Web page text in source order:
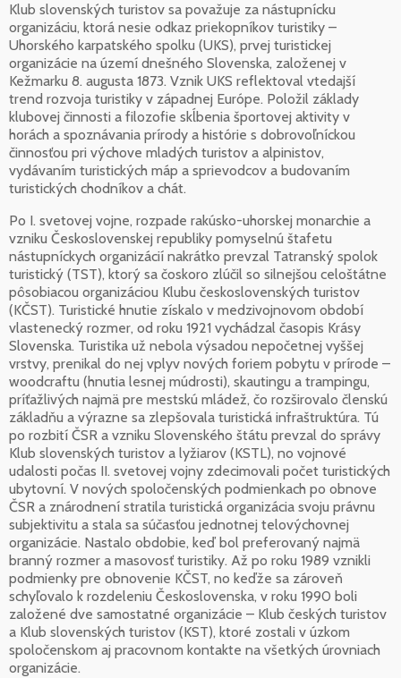
Klub slovenských turistov sa považuje za nástupnícku
organizáciu, ktorá nesie odkaz priekopníkov turistiky –
Uhorského karpatského spolku (UKS), prvej turistickej
organizácie na území dnešného Slovenska, založenej v
Kežmarku 8. augusta 1873. Vznik UKS reflektoval vtedajší
trend rozvoja turistiky v západnej Európe. Položil základy
klubovej činnosti a filozofie skĺbenia športovej aktivity v
horách a spoznávania prírody a histórie s dobrovoľníckou
činnosťou pri výchove mladých turistov a alpinistov,
vydávaním turistických máp a sprievodcov a budovaním
turistických chodníkov a chát.
Po I. svetovej vojne, rozpade rakúsko-uhorskej monarchie a
vzniku Československej republiky pomyselnú štafetu
nástupníckych organizácií nakrátko prevzal Tatranský spolok
turistický (TST), ktorý sa čoskoro zlúčil so silnejšou celoštátne
pôsobiacou organizáciou Klubu československých turistov
(KČST). Turistické hnutie získalo v medzivojnovom období
vlastenecký rozmer, od roku 1921 vychádzal časopis Krásy
Slovenska. Turistika už nebola výsadou nepočetnej vyššej
vrstvy, prenikal do nej vplyv nových foriem pobytu v prírode –
woodcraftu (hnutia lesnej múdrosti), skautingu a trampingu,
príťažlivých najmä pre mestskú mládež, čo rozširovalo členskú
základňu a výrazne sa zlepšovala turistická infraštruktúra. Tú
po rozbití ČSR a vzniku Slovenského štátu prevzal do správy
Klub slovenských turistov a lyžiarov (KSTL), no vojnové
udalosti počas II. svetovej vojny zdecimovali počet turistických
ubytovní. V nových spoločenských podmienkach po obnove
ČSR a znárodnení stratila turistická organizácia svoju právnu
subjektivitu a stala sa súčasťou jednotnej telovýchovnej
organizácie. Nastalo obdobie, keď bol preferovaný najmä
branný rozmer a masovosť turistiky. Až po roku 1989 vznikli
podmienky pre obnovenie KČST, no keďže sa zároveň
schyľovalo k rozdeleniu Československa, v roku 1990 boli
založené dve samostatné organizácie – Klub českých turistov
a Klub slovenských turistov (KST), ktoré zostali v úzkom
spoločenskom aj pracovnom kontakte na všetkých úrovniach
organizácie.